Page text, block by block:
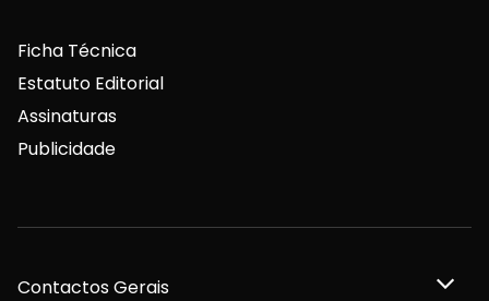
Ficha Técnica
Estatuto Editorial
Assinaturas
Publicidade
Contactos Gerais